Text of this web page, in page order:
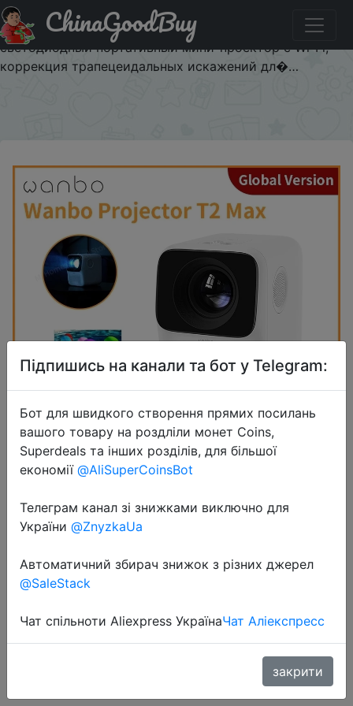
Промокод на знижку $1.96/96.9 Проектор глобальная
версия Wanbo T2 MAX, Android 9,0, 4K, 1080P,
светодиодный портативный мини-проектор с Wi-Fi,
коррекция трапецеидальных искажений дл�…
ChinaGoodBuy
2022-06-08
Проектор глобальная версия
Wanbo T2 MAX, Android 9,0, 4K,
портативный мини-проектор с Wi-
Fi, коррекция трапецеидальных
искажений дл�…
Підпишись на канали та бот у Telegram:
Бот для швидкого створення прямих посилань
вашого товару на роздліли монет Coins,
Superdeals та інших розділів, для більшої
економії @AliSuperCoinsBot
Телеграм канал зі знижками виключно для
України @ZnyzkaUa
Автоматичний збирач знижок з різних джерел
@SaleStack
Чат спільноти Aliexpress УкраїнаЧат Аліекспресс
закрити